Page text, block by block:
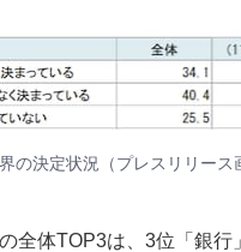
の決定状況（プレスリリース
全体TOP3は、3位「銀